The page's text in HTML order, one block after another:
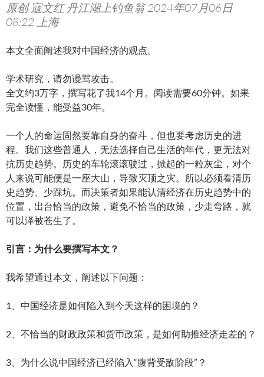
原创 寇文红 丹江湖上钓鱼翁 2024年07月06日
08:22 上海
本文全面阐述我对中国经济的观点。
学术研究，请勿谩骂攻击。
全文约3万字，撰写花了我14个月。阅读需要60分钟。如果
完全读懂，能受益30年。
一个人的命运固然要靠自身的奋斗，但也要考虑历史的进
程。我们这些普通人，无法选择自己生活的年代，更无法对
抗历史趋势。历史的车轮滚滚驶过，掀起的一粒灰尘，对个
人来说可能便是一座大山，导致灭顶之灾。所以必须看清历
史趋势、少踩坑。而决策者如果能认清经济在历史趋势中的
位置，出台恰当的政策，避免不恰当的政策，少走弯路，就
可以泽被苍生了。
引言：为什么要撰写本文？
我希望通过本文，阐述以下问题：
1、中国经济是如何陷入到今天这样的困境的？
2、不恰当的财政政策和货币政策，是如何助推经济走差的？
3、为什么说中国经济已经陷入“腹背受敌阶段”？